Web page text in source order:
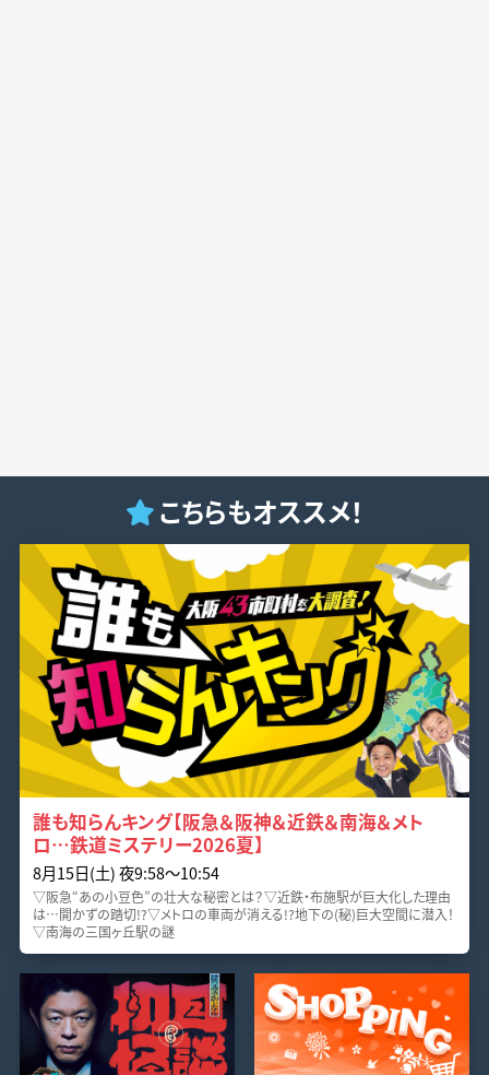
こちらもオススメ！
誰も知らんキング【阪急＆阪神＆近鉄＆南海＆メト
ロ…鉄道ミステリー2026夏】
8月15日(土) 夜9:58〜10:54
▽阪急“あの小豆色”の壮大な秘密とは？▽近鉄・布施駅が巨大化した理由
は…開かずの踏切!?▽メトロの車両が消える!?地下の(秘)巨大空間に潜入！
▽南海の三国ヶ丘駅の謎